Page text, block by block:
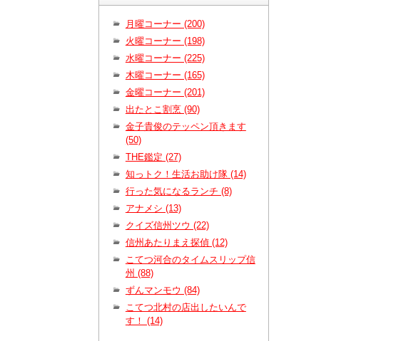
月曜コーナー (200)
火曜コーナー (198)
水曜コーナー (225)
木曜コーナー (165)
金曜コーナー (201)
出たとこ割烹 (90)
金子貴俊のテッペン頂きます
(50)
THE鑑定 (27)
知っトク！生活お助け隊 (14)
行った気になるランチ (8)
アナメシ (13)
クイズ信州ツウ (22)
信州あたりまえ探偵 (12)
こてつ河合のタイムスリップ信
州 (88)
ずんマンモウ (84)
こてつ北村の店出したいんで
す！ (14)